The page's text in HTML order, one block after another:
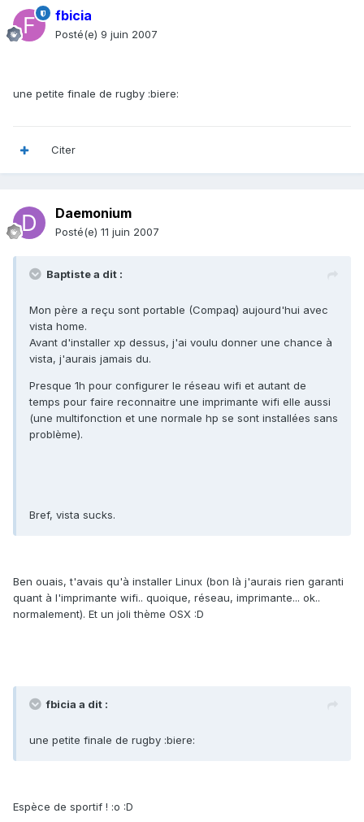
fbicia
Posté(e) 9 juin 2007
une petite finale de rugby :biere:
Citer
Daemonium
Posté(e) 11 juin 2007
Baptiste a dit :
Mon père a reçu sont portable (Compaq) aujourd'hui avec
vista home.
Avant d'installer xp dessus, j'ai voulu donner une chance à
vista, j'aurais jamais du.
Presque 1h pour configurer le réseau wifi et autant de
temps pour faire reconnaitre une imprimante wifi elle aussi
(une multifonction et une normale hp se sont installées sans
problème).
Bref, vista sucks.
Ben ouais, t'avais qu'à installer Linux (bon là j'aurais rien garanti
quant à l'imprimante wifi.. quoique, réseau, imprimante... ok..
normalement). Et un joli thème OSX :D
fbicia a dit :
une petite finale de rugby :biere:
Espèce de sportif ! :o :D